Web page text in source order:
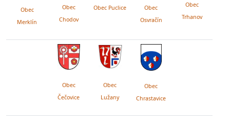
Obec
Merklín
Obec
Chodov
Obec Puclice
Obec
Osvračín
Obec
Trhanov
Obec
Čečovice
Obec
Lužany
Obec
Chrastavice